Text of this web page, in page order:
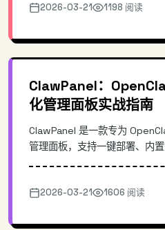
力可视化等方面，为企业官网
2026-03-21 1198 阅读
ClawPanel：
化管理面板实战指南
ClawPanel 是一款专为
管理面板，支持一键部署、内
能与实操流程，帮助开发者快
体验。
2026-03-21 1606 阅读